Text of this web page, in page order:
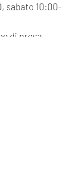
sabato 10:00-
di prosa